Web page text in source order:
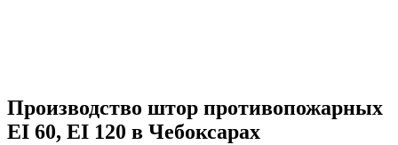
Производство штор противопожарных
EI 60, EI 120 в Чебоксарах